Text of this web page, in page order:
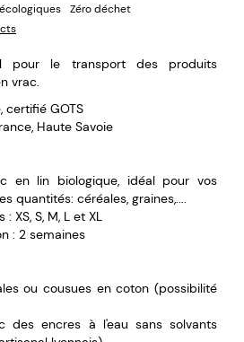
Zéro déchet
le transport des produits
vrac.
certifié GOTS
Haute Savoie
en lin biologique, idéal pour vos
quantités: céréales, graines,....
XS, S, M, L et XL
: 2 semaines
ou cousues en coton (possibilité
des encres à l'eau sans solvants